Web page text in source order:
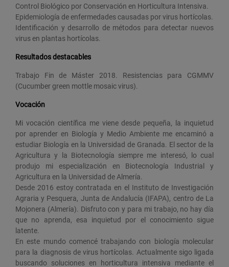
Control Biológico por Conservación en Horticultura Intensiva.
Epidemiología de enfermedades causadas por virus hortícolas.
Identificación y desarrollo de métodos para detectar nuevos
virus en plantas hortícolas.
Resultados destacables
Trabajo Fin de Máster 2018. Resistencias para CGMMV
(Cucumber green mottle mosaic virus).
Vocación
Mi vocación científica me viene desde pequeña, la inquietud
por aprender en Biología y Medio Ambiente me encaminó a
estudiar Biología en la Universidad de Granada. El sector de la
Agricultura y la Biotecnología siempre me interesó, lo cual
produjo mi especialización en Biotecnología Industrial y
Agricultura en la Universidad de Almería.
Desde 2016 estoy contratada en el Instituto de Investigación
Agraria y Pesquera, Junta de Andalucía (IFAPA), centro de La
Mojonera (Almería). Disfruto con y para mi trabajo, no hay día
que no aprenda, esa inquietud por el conocimiento sigue
latente.
En este mundo comencé trabajando con biología molecular
para la diagnosis de virus hortícolas. Actualmente sigo ligada
buscando soluciones en horticultura intensiva mediante el